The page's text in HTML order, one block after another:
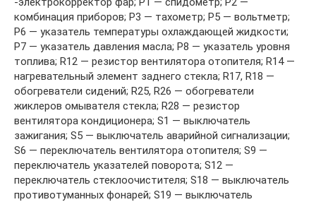
комбинация приборов; Р3 — тахометр; Р5 — вольтметр;
Р6 — указатель температуры охлаждающей жидкости;
Р7 — указатель давления масла; Р8 — указатель уровня
топлива; R12 — резистор вентилятора отопителя; R14 —
нагревательный элемент заднего стекла; R17, R18 —
обогреватели сидений; R25, R26 — обогреватели
жиклеров омывателя стекла; R28 — резистор
вентилятора кондиционера; S1 — выключатель
зажигания; S5 — выключатель аварийной сигнализации;
S6 — переключатель вентилятора отопителя; S9 —
переключатель указателей поворота; S12 —
переключатель стеклоочистителя; S18 — выключатель
противотуманных фонарей; S19 — выключатель